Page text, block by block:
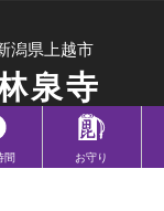
県上越市
泉寺
県上越市中門前1-1-1
FAX:025-525-5006
間 お守り